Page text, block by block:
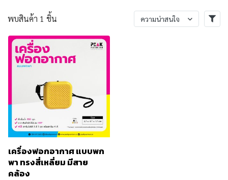
พบสินค้า 1 ชิ้น ความน่าสนใจ
เครื่องฟอกอากาศ แบบพก
พา ทรงสี่เหลี่ยม มีสาย
คล้อง